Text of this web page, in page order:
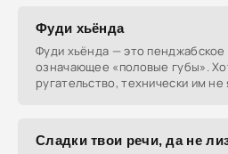
Фуди хьёнда
Фуди хьёнда — это
означающее «половые губы».
ругательство, технически им не
Сладки твои речи, да не